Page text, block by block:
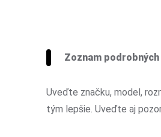
Zoznam
Uveďte značku, model,
tým lepšie. Uveďte aj